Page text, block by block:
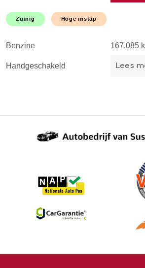
CRUISE l AIRCO l
TREKHAAK l LMV l
Zuinig Hoge instap
Benzine 167.085
Handgeschakeld Lees